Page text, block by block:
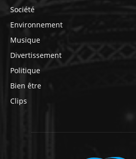
Société
Environnement
Musique
Divertissement
Politique
Bien être
Clips